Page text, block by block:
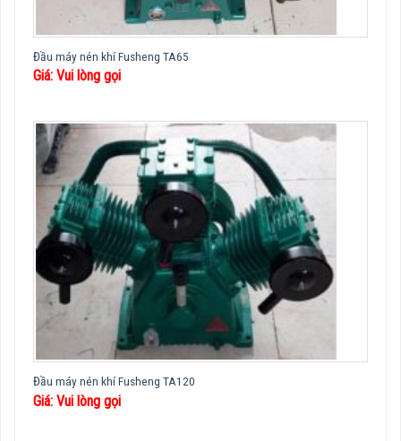
Đầu máy nén khí Fusheng TA65
Giá: Vui lòng gọi
Đầu máy nén khí Fusheng TA120
Giá: Vui lòng gọi